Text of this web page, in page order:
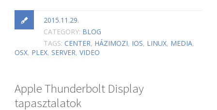
2015.11.29.
CATEGORY: BLOG
TAGS: CENTER, HÁZIMOZI, IOS, LINUX, MEDIA,
OSX, PLEX, SERVER, VIDEO
Apple Thunderbolt Display
tapasztalatok